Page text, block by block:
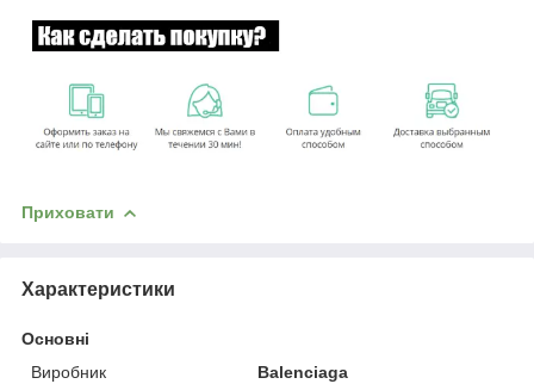
Приховати
Характеристики
Основні
Виробник
Balenciaga